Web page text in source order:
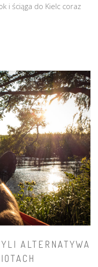
i ściąga do Kielc coraz
ALTERNATYWA